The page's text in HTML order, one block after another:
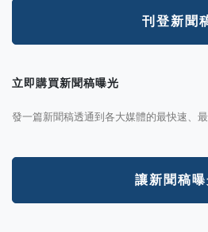
刊登新聞
立即購買新聞稿曝光
發一篇新聞稿透通到各大媒體的最快速、
讓新聞稿